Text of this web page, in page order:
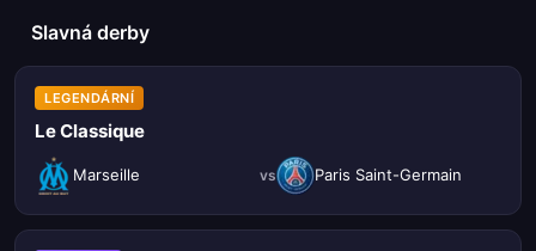
Slavná derby
LEGENDÁRNÍ
Le Classique
Marseille vs Paris Saint-Germain